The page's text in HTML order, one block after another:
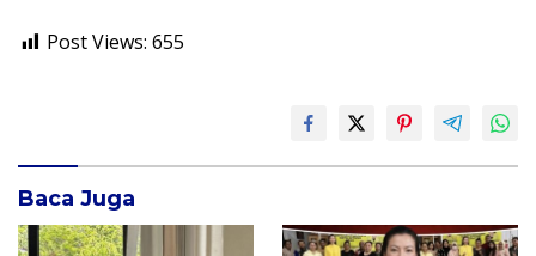
Post Views: 655
Baca Juga